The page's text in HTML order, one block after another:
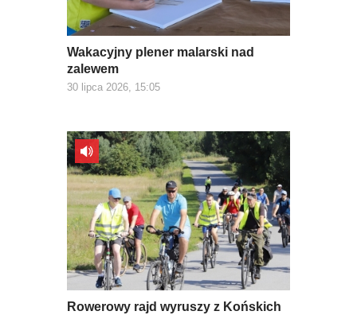
Wakacyjny plener malarski nad
zalewem
30 lipca 2026, 15:05
Rowerowy rajd wyruszy z Końskich